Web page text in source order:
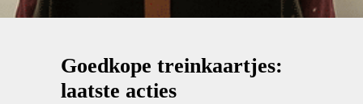
Goedkope treinkaartjes:
laatste acties